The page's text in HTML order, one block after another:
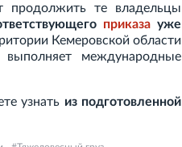
продолжить те владельцы
приказа уже
Кемеровской области
международные
узнать из подготовленной